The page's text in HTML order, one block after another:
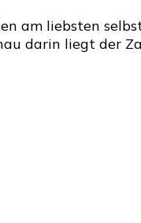
am liebsten
darin liegt der